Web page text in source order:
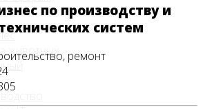
животных
по производству и
систем
ремонт